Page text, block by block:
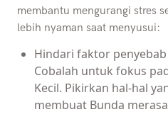
membantu mengurangi stres
lebih nyaman saat menyusui:
Hindari faktor
Cobalah untuk fokus
Kecil. Pikirkan hal-hal
membuat Bunda